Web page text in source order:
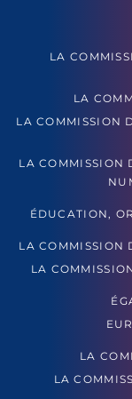
LA
LA
LA COMMISSION
LA COMMISSION
ÉDUCATION,
LA COMMISSION
LA
LA
LA